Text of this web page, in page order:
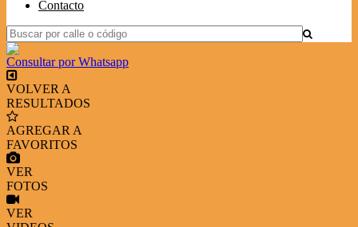
Contacto
Consultar por Whatsapp
VOLVER A
RESULTADOS
AGREGAR A
FAVORITOS
VER
FOTOS
VER